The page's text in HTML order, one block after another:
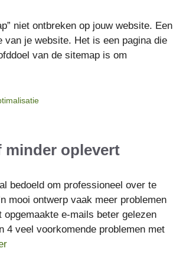
niet ontbreken op jouw website. Een
je website. Het is een pagina die
van de sitemap is om
minder oplevert
bedoeld om professioneel over te
mooi ontwerp vaak meer problemen
e-mails beter gelezen
4 veel voorkomende problemen met